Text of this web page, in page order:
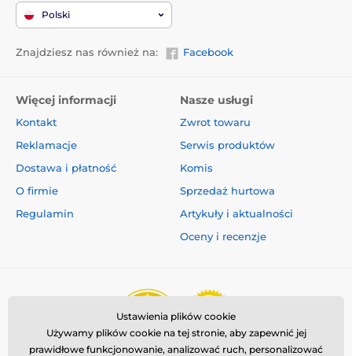
Multipozycyjna taśma zapewnia
nieograniczoną elastyczność!
funkcję taśmy, dzięki, której taśma nie zacina
się.Pies może pójść w dowolnym kierunku, nawet
na spacery bez zmartwień, z poczuciem wolności.
Smycz z mulitpozycyjną taśmą, która nie przeszkadza
Materiał wykorzystywany jest do
produkcji spadochronów wojskowych, dlatego
charakteryzuje się doskonałą zdolnością
Polski
Znajdziesz nas również na: Facebook
Więcej informacji
Kontakt
Reklamacje
Dostawa i płatność
O firmie
Regulamin
Nasze usługi
Zwrot towaru
Serwis produktów
Komis
Sprzedaż hurtowa
Artykuły i aktualności
Oceny i recenzje
Ustawienia plików cookie
Używamy plików cookie na tej stronie, aby zapewnić jej
prawidłowe funkcjonowanie, analizować ruch, personalizować